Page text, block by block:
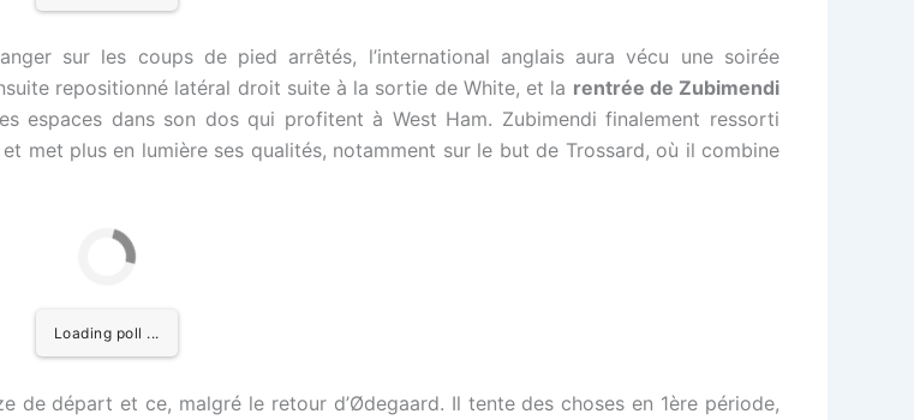
sur les coups de pied arrêtés, l’international anglais aura vécu une soirée
repositionné latéral droit suite à la sortie de White, et la rentrée de Zubimendi
espaces dans son dos qui profitent à West Ham. Zubimendi finalement ressorti
met plus en lumière ses qualités, notamment sur le but de Trossard, où il combine
Loading poll ...
de départ et ce, malgré le retour d’Ødegaard. Il tente des choses en 1ère période,